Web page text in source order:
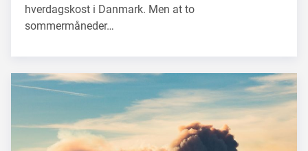
hverdagskost i Danmark. Men at to
sommermåneder…